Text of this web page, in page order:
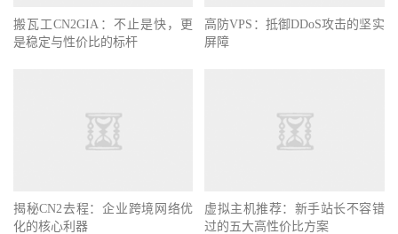
搬瓦工CN2GIA：不止是快，更
是稳定与性价比的标杆
高防VPS：抵御DDoS攻击的坚实
屏障
揭秘CN2去程：企业跨境网络优
化的核心利器
虚拟主机推荐：新手站长不容错
过的五大高性价比方案